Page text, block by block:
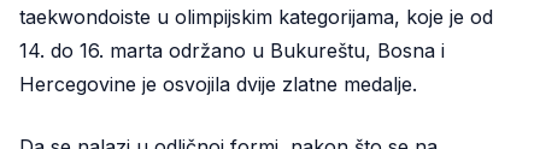
taekwondoiste u olimpijskim kategorijama, koje je od
14. do 16. marta održano u Bukureštu, Bosna i
Hercegovine je osvojila dvije zlatne medalje.